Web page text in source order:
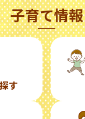
子育て情報
す